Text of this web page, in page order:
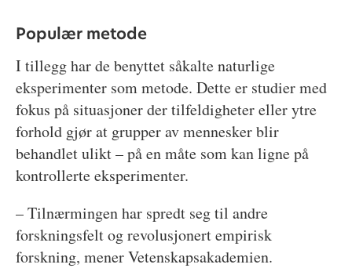
Populær metode
I tillegg har de benyttet såkalte naturlige
eksperimenter som metode. Dette er studier med
fokus på situasjoner der tilfeldigheter eller ytre
forhold gjør at grupper av mennesker blir
behandlet ulikt – på en måte som kan ligne på
kontrollerte eksperimenter.
– Tilnærmingen har spredt seg til andre
forskningsfelt og revolusjonert empirisk
forskning, mener Vetenskapsakademien.